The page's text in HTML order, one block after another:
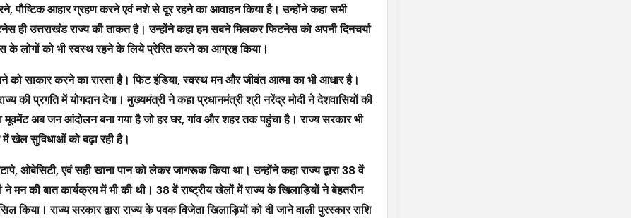
पौष्टिक आहार ग्रहण करने एवं नशे से दूर रहने का आवाहन किया है। उन्होंने कहा सभी
ही उत्तराखंड राज्य की ताकत है। उन्होंने कहा हम सबने मिलकर फिटनेस को अपनी दिनचर्या
लोगों को भी स्वस्थ रहने के लिये प्रेरित करने का आग्रह किया।
साकार करने का रास्ता है। फिट इंडिया, स्वस्थ मन और जीवंत आत्मा का भी आधार है।
की प्रगति में योगदान देगा। मुख्यमंत्री ने कहा प्रधानमंत्री श्री नरेंद्र मोदी ने देशवासियों की
अब जन आंदोलन बना गया है जो हर घर, गांव और शहर तक पहुंचा है। राज्य सरकार भी
खेल सुविधाओं को बढ़ा रही है।
ओबेसिटी, एवं सही खाना पान को लेकर जागरूक किया था। उन्होंने कहा राज्य द्वारा 38 वें
मन की बात कार्यक्रम में भी की थी। 38 वें राष्ट्रीय खेलों में राज्य के खिलाड़ियों ने बेहतरीन
राज्य सरकार द्वारा राज्य के पदक विजेता खिलाड़ियों को दी जाने वाली पुरस्कार राशि